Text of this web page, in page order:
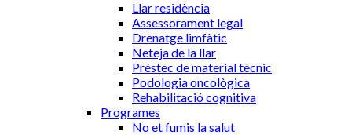
Llar residència
Assessorament legal
Drenatge limfàtic
Neteja de la llar
Préstec de material tècnic
Podologia oncològica
Rehabilitació cognitiva
Programes
No et fumis la salut